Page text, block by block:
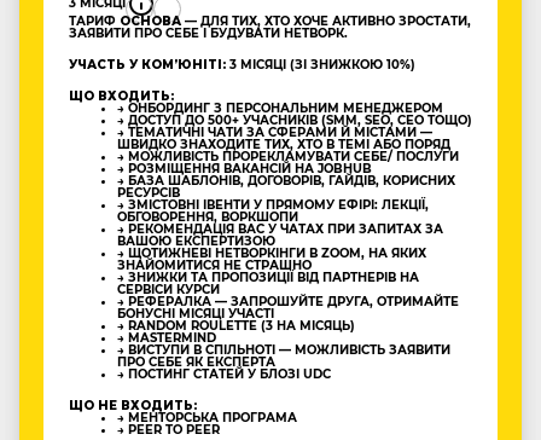
ТАРИФ ОСНОВА — ДЛЯ ТИХ, ХТО ХОЧЕ АКТИВНО ЗРОСТАТИ,
ЗАЯВИТИ ПРО СЕБЕ І БУДУВАТИ НЕТВОРК.
УЧАСТЬ У КОМʼЮНІТІ: 3 МІСЯЦІ (ЗІ ЗНИЖКОЮ 10%)
ЩО ВХОДИТЬ:
→ ОНБОРДИНГ З ПЕРСОНАЛЬНИМ МЕНЕДЖЕРОМ
→ ДОСТУП ДО 500+ УЧАСНИКІВ (SMM, SEO, CEO ТОЩО)
→ ТЕМАТИЧНІ ЧАТИ ЗА СФЕРАМИ Й МІСТАМИ —
ШВИДКО ЗНАХОДИТЕ ТИХ, ХТО В ТЕМІ АБО ПОРЯД
→ МОЖЛИВІСТЬ ПРОРЕКЛАМУВАТИ СЕБЕ/ ПОСЛУГИ
→ РОЗМІЩЕННЯ ВАКАНСІЙ НА JOBHUB
→ БАЗА ШАБЛОНІВ, ДОГОВОРІВ, ГАЙДІВ, КОРИСНИХ
РЕСУРСІВ
→ ЗМІСТОВНІ ІВЕНТИ У ПРЯМОМУ ЕФІРІ: ЛЕКЦІЇ,
ОБГОВОРЕННЯ, ВОРКШОПИ
→ РЕКОМЕНДАЦІЯ ВАС У ЧАТАХ ПРИ ЗАПИТАХ ЗА
ВАШОЮ ЕКСПЕРТИЗОЮ
→ ЩОТИЖНЕВІ НЕТВОРКІНГИ В ZOOM, НА ЯКИХ
ЗНАЙОМИТИСЯ НЕ СТРАШНО
→ ЗНИЖКИ ТА ПРОПОЗИЦІЇ ВІД ПАРТНЕРІВ НА
СЕРВІСИ КУРСИ
→ РЕФЕРАЛКА — ЗАПРОШУЙТЕ ДРУГА, ОТРИМАЙТЕ
БОНУСНІ МІСЯЦІ УЧАСТІ
→ RANDOM ROULETTE (3 НА МІСЯЦЬ)
→ MASTERMIND
→ ВИСТУПИ В СПІЛЬНОТІ — МОЖЛИВІСТЬ ЗАЯВИТИ
ПРО СЕБЕ ЯК ЕКСПЕРТА
→ ПОСТИНГ СТАТЕЙ У БЛОЗІ UDC
ЩО НЕ ВХОДИТЬ:
→ МЕНТОРСЬКА ПРОГРАМА
→ PEER TO PEER